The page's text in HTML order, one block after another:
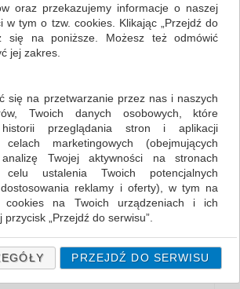
WYBIERANE
(5)
oraz przekazujemy informacje o naszej
w tym o tzw. cookies. Klikając „Przejdź do
się na poniższe. Możesz też odmówić
jej zakres.
się na przetwarzanie przez nas i naszych
Twoich danych osobowych, które
przeglądania stron i aplikacji
marketingowych (obejmujących
analizę Twojej aktywności na stronach
ustalenia Twoich potencjalnych
reklamy i oferty), w tym na
cookies na Twoich urządzeniach i ich
„Przejdź do serwisu”.
zgody lub ograniczyć jej zakres, kliknij
znajdziesz wszelkie informacje o tym jak to
znajdziesz także na podstronie z
obowiązującą od 25 maja 2018.
PRZEJDŹ DO SERWISU